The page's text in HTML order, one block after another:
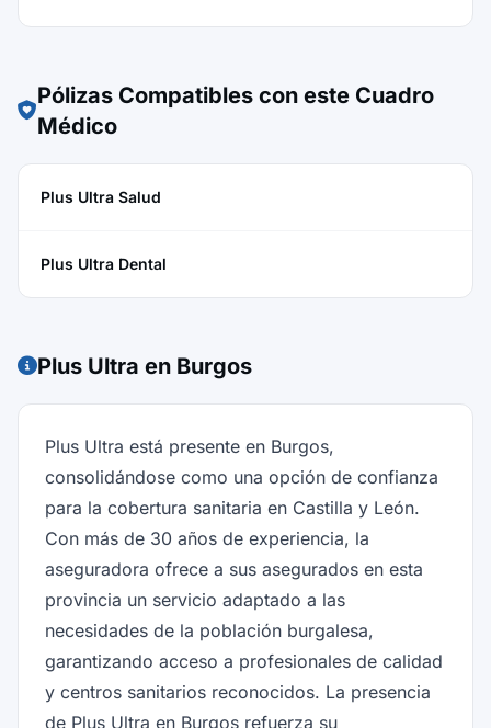
Pólizas Compatibles con este Cuadro
Médico
Plus Ultra Salud
Plus Ultra Dental
Plus Ultra en Burgos
Plus Ultra está presente en Burgos,
consolidándose como una opción de confianza
para la cobertura sanitaria en Castilla y León.
Con más de 30 años de experiencia, la
aseguradora ofrece a sus asegurados en esta
provincia un servicio adaptado a las
necesidades de la población burgalesa,
garantizando acceso a profesionales de calidad
y centros sanitarios reconocidos. La presencia
de Plus Ultra en Burgos refuerza su